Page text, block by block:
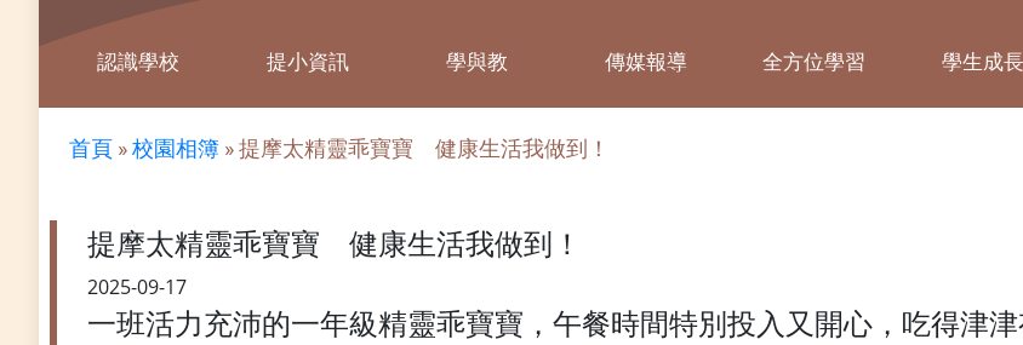
認識學校 提小資訊 學與教 傳媒報導 全方位學習 學生成長
首頁 »校園相簿 »提摩太精靈乖寶寶 健康生活我做到！
提摩太精靈乖寶寶 健康生活我做到！
2025-09-17
一班活力充沛的一年級精靈乖寶寶，午餐時間特別投入又開心，吃得津